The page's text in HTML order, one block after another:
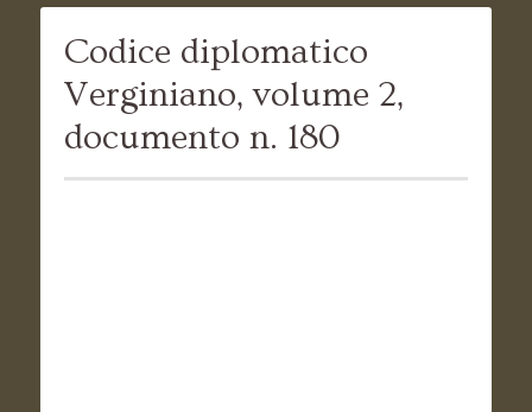
Codice diplomatico
Verginiano, volume 2,
documento n. 180